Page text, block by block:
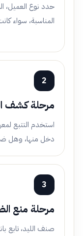
حدد نوع العميل،
المناسبة، سواء
2
مرحلة كشف
استخدم التتبع
دخل منها، وهل
3
مرحلة منع
صنف الليد، تابع